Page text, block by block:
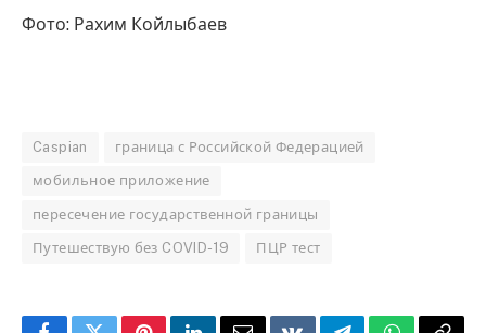
Фото: Рахим Койлыбаев
Caspian граница с Российской Федерацией
мобильное приложение
пересечение государственной границы
Путешествую без COVID-19 ПЦР тест